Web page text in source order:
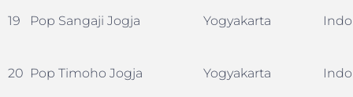
19 Pop Sangaji Jogja Yogyakarta
20 Pop Timoho Jogja Yogyakarta